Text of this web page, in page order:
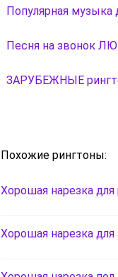
Популярная музыка
Песня на звонок
ЗАРУБЕЖНЫЕ
Похожие рингтоны:
Хорошая нарезка для
Хорошая нарезка для